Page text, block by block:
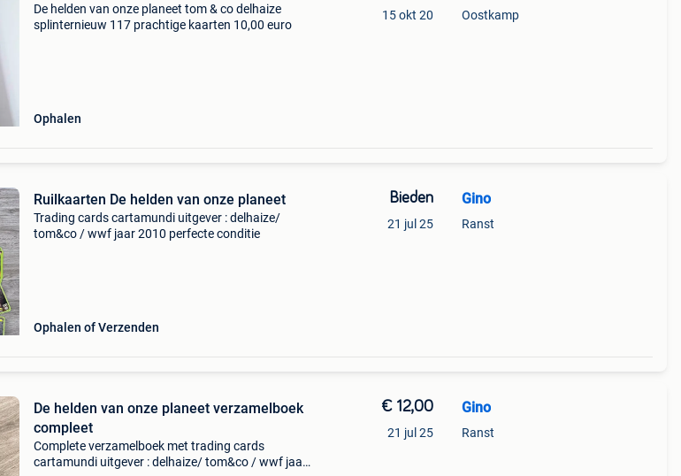
De helden van onze planeet tom & co delhaize
splinternieuw 117 prachtige kaarten 10,00 euro
Ophalen
15 okt 20 Oostkamp
Ruilkaarten De helden van onze planeet
Trading cards cartamundi uitgever : delhaize/
tom&co / wwf jaar 2010 perfecte conditie
Ophalen of Verzenden
Bieden
21 jul 25
Gino
Ranst
De helden van onze planeet verzamelboek
compleet
Complete verzamelboek met trading cards
cartamundi uitgever : delhaize/ tom&co / wwf jaar
€ 12,00
21 jul 25
Gino
Ranst